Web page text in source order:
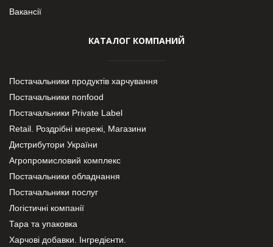
Вакансії
КАТАЛОГ КОМПАНИЙ
Постачальники продуктів харчування
Постачальники nonfood
Постачальники Private Label
Retail. Роздрібні мережі, Магазини
Дистрибутори України
Агропромисловий комплекс
Постачальники обладнання
Постачальники послуг
Логістичні компанії
Тара та упаковка
Харчові добавки. Інгредієнти.